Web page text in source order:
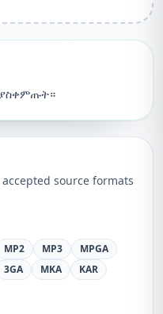
ያስቀምጡት።
source formats
MP2 MP3
MPGA
3GA MKA KAR